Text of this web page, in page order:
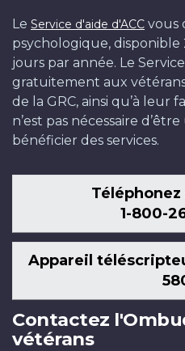
Le Service d'aide d'ACC vous
psychologique, disponible
jours par année. Le
gratuitement aux
de la GRC, ainsi qu’à leur
n’est pas nécessaire
bénéficier des services.
Téléphonez
1-800-
Appareil
Contactez
vétérans